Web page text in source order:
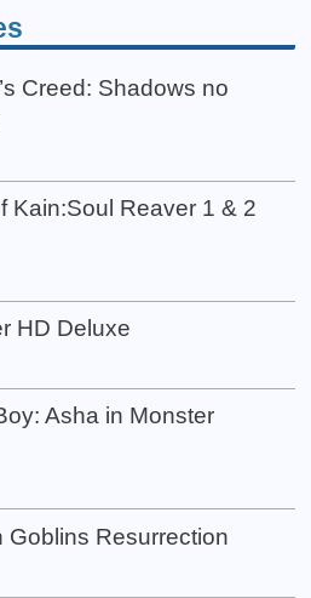
Creed: Shadows no
Kain:Soul Reaver 1 & 2
HD Deluxe
Asha in Monster
Goblins Resurrection